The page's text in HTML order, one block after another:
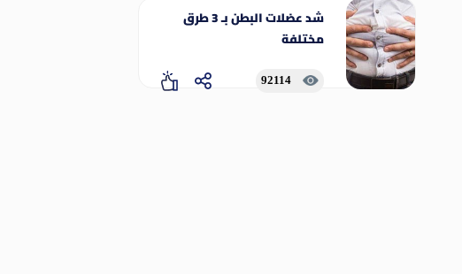
شد عضلات البطن بـ 3 طرق
مختلفة
92114